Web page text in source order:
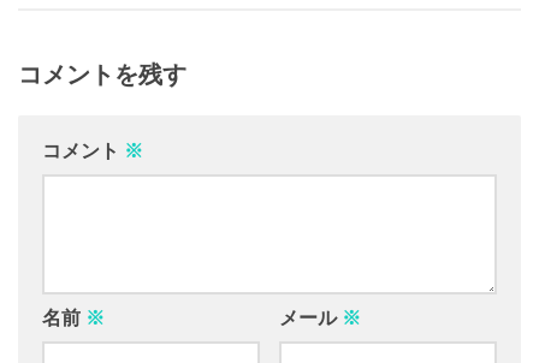
コメントを残す
コメント ※
名前 ※ メール ※